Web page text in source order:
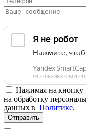
Нажимая на кнопку
на обработку
данных в Политике.
Отправить